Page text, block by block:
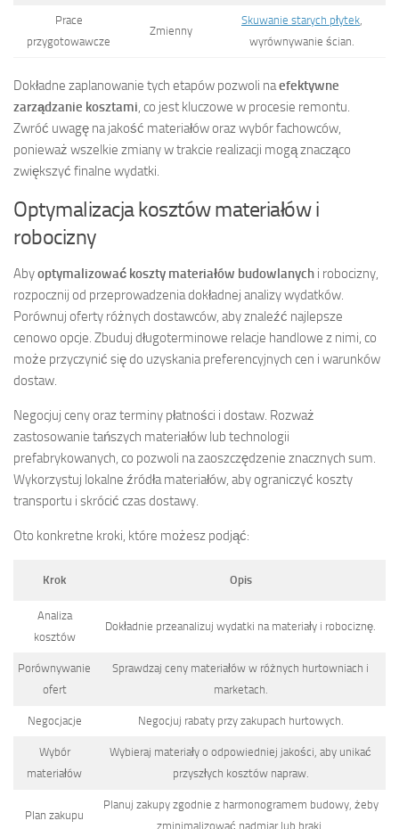
Prace
przygotowawcze
Zmienny
Skuwanie starych płytek
wyrównywanie ścian.
Dokładne zaplanowanie tych etapów pozwoli naefektywne
zarządzanie kosztami, co jest kluczowe w procesie remontu.
Zwróć uwagę na jakość materiałów oraz wybór fachowców,
ponieważ wszelkie zmiany w trakcie realizacji mogą znacząco
zwiększyć finalne wydatki.
Optymalizacja kosztów materiałów i
robocizny
Abyoptymalizować koszty materiałów budowlanych i robocizny,
rozpocznij od przeprowadzenia dokładnej analizy wydatków.
Porównuj oferty różnych dostawców, aby znaleźć najlepsze
cenowo opcje. Zbuduj długoterminowe relacje handlowe z nimi, co
może przyczynić się do uzyskania preferencyjnych cen i warunków
dostaw.
Negocjuj ceny oraz terminy płatności i dostaw. Rozważ
zastosowanie tańszych materiałów lub technologii
prefabrykowanych, co pozwoli na zaoszczędzenie znacznych sum.
Wykorzystuj lokalne źródła materiałów, aby ograniczyć koszty
transportu i skrócić czas dostawy.
Oto konkretne kroki, które możesz podjąć:
Krok Opis
Analiza
kosztów
Dokładnie przeanalizuj wydatki na materiały i robociznę.
Porównywanie
ofert
Sprawdzaj ceny materiałów w różnych hurtowniach i
marketach.
Negocjacje Negocjuj rabaty przy zakupach hurtowych.
Wybór
materiałów
Wybieraj materiały o odpowiedniej jakości, aby unikać
przyszłych kosztów napraw.
Plan zakupu
Planuj zakupy zgodnie z harmonogramem budowy, żeby
zminimalizować nadmiar lub braki.